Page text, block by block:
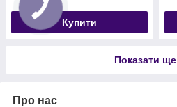
Купити
Показати ще
Про нас